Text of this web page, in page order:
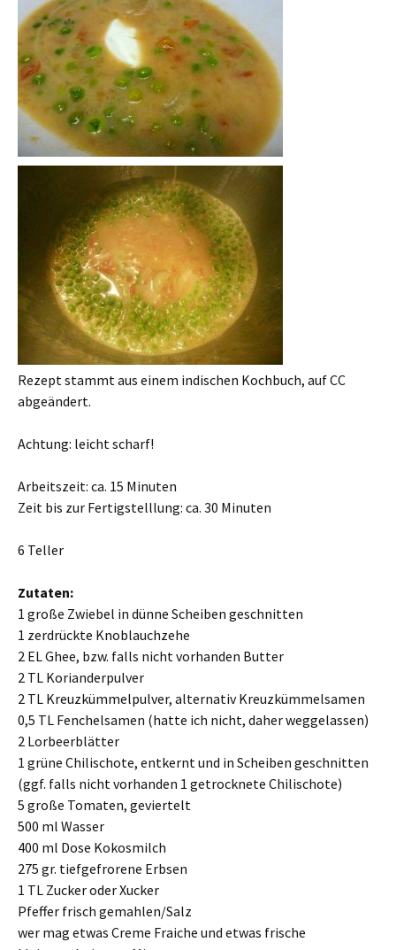
Rezept stammt aus einem indischen Kochbuch, auf CC
abgeändert.
Achtung: leicht scharf!
Arbeitszeit: ca. 15 Minuten
Zeit bis zur Fertigstelllung: ca. 30 Minuten
6 Teller
Zutaten:
1 große Zwiebel in dünne Scheiben geschnitten
1 zerdrückte Knoblauchzehe
2 EL Ghee, bzw. falls nicht vorhanden Butter
2 TL Korianderpulver
2 TL Kreuzkümmelpulver, alternativ Kreuzkümmelsamen
0,5 TL Fenchelsamen (hatte ich nicht, daher weggelassen)
2 Lorbeerblätter
1 grüne Chilischote, entkernt und in Scheiben geschnitten
(ggf. falls nicht vorhanden 1 getrocknete Chilischote)
5 große Tomaten, geviertelt
500 ml Wasser
400 ml Dose Kokosmilch
275 gr. tiefgefrorene Erbsen
1 TL Zucker oder Xucker
Pfeffer frisch gemahlen/Salz
wer mag etwas Creme Fraiche und etwas frische